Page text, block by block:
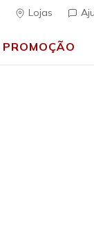
Lojas
PROMOÇÃO